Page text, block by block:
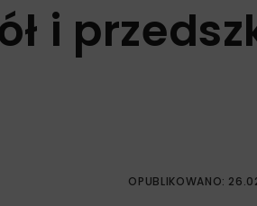
i
OPUBLIKOWANO: